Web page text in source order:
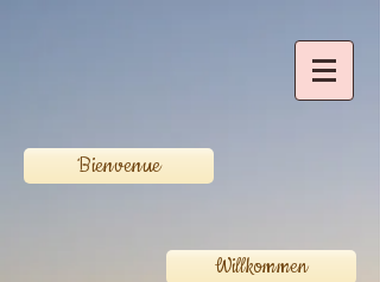
Bienvenue
Willkommen